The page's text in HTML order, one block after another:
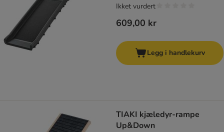
609,00 kr
Ikket vurdert
Legg i handlekurv
TIAKI kjæledyr-rampe
Up&Down